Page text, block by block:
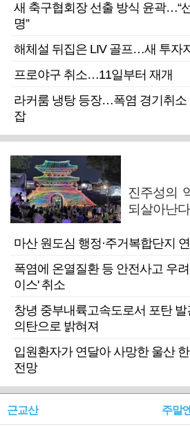
새 축구협회장 선출 방식 윤곽…“
명”
해체설 뒤집은 LIV 골프…새 투자
프로야구 취소…11일부터 재개
라커룸 냉탕 등장…폭염 경기취소
잡
진주성의
되살아난다
마산 원도심 행정·주거복합단지
폭염에 온열질환 등 안전사고 우
이스' 취소
창녕 중부내륙고속도로서 포탄
의탄으로 밝혀져
입원환자가 연달아 사망한 울산
전망
근교산 주말